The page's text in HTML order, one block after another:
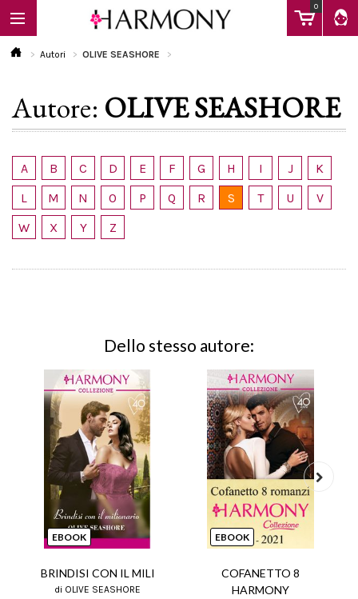
0
EBOOK
LIBRI
Calendario
Autori OLIVE SEASHORE
Autore: OLIVE SEASHORE
A B C D E F G H I J
K
L
M N O P Q R S T U
V
W
X Y Z
Dello stesso autore:
EBOOK
BRINDISI CON IL MILI
di OLIVE SEASHORE
EBOOK
COFANETTO 8
HARMONY
Next